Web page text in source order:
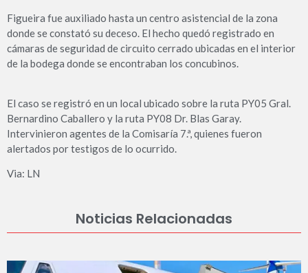
Figueira fue auxiliado hasta un centro asistencial de la zona
donde se constató su deceso. El hecho quedó registrado en
cámaras de seguridad de circuito cerrado ubicadas en el interior
de la bodega donde se encontraban los concubinos.
El caso se registró en un local ubicado sobre la ruta PY05 Gral.
Bernardino Caballero y la ruta PY08 Dr. Blas Garay.
Intervinieron agentes de la Comisaría 7.ª, quienes fueron
alertados por testigos de lo ocurrido.
Via: LN
Noticias Relacionadas